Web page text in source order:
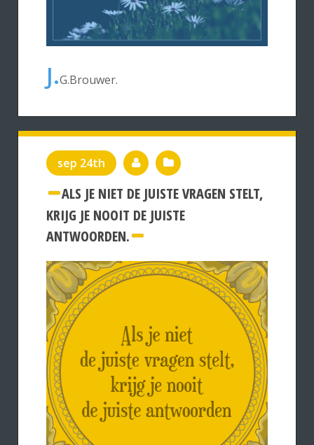
J.G.Brouwer.
sep 24th
ALS JE NIET DE JUISTE VRAGEN STELT,
KRIJG JE NOOIT DE JUISTE
ANTWOORDEN.